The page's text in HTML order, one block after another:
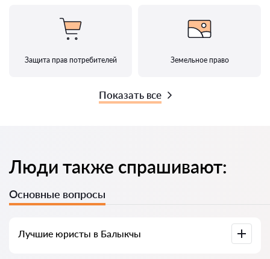
Защита прав потребителей Земельное право
Показать все
Люди также спрашивают:
Основные вопросы
Лучшие юристы в Балыкчы